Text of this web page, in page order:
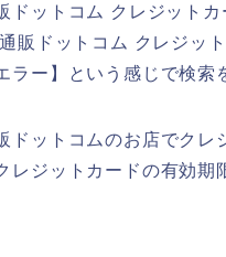
ドットコム クレジット
販ドットコム クレジッ
ー】という感じで検索
ドットコムのお店でクレ
レジットカードの有効